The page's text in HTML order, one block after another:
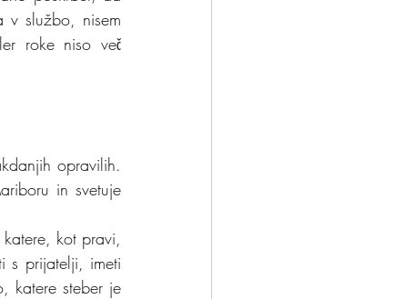
v službo, nisem
roke niso več
opravilih.
in svetuje
kot pravi,
s prijatelji, imeti
katere steber je